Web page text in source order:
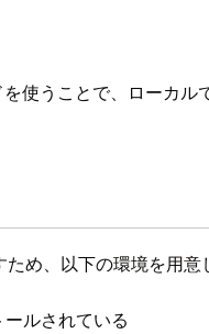
使うことで、ローカル
め、以下の環境を用意
ルされている